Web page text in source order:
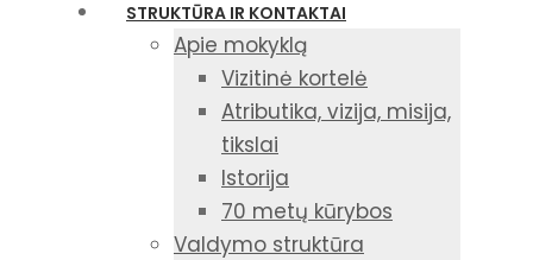
STRUKTŪRA IR KONTAKTAI
Apie mokyklą
Vizitinė kortelė
Atributika, vizija, misija,
tikslai
Istorija
70 metų kūrybos
Valdymo struktūra